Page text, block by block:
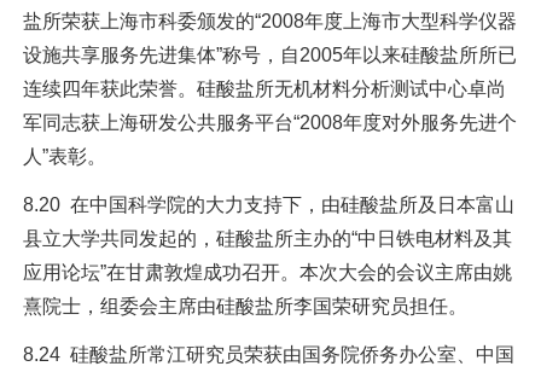
盐所荣获上海市科委颁发的“2008年度上海市大型科学仪器
设施共享服务先进集体”称号，自2005年以来硅酸盐所所已
连续四年获此荣誉。硅酸盐所无机材料分析测试中心卓尚
军同志获上海研发公共服务平台“2008年度对外服务先进个
人”表彰。
8.20 在中国科学院的大力支持下，由硅酸盐所及日本富山
县立大学共同发起的，硅酸盐所主办的“中日铁电材料及其
应用论坛”在甘肃敦煌成功召开。本次大会的会议主席由姚
熹院士，组委会主席由硅酸盐所李国荣研究员担任。
8.24 硅酸盐所常江研究员荣获由国务院侨务办公室、中国